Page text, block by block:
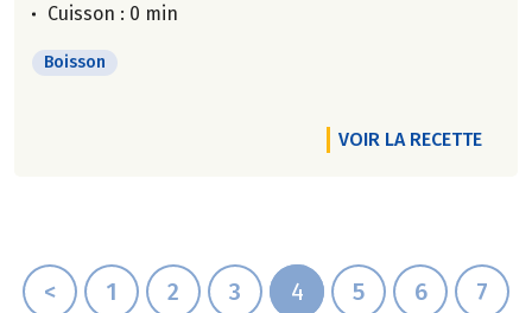
Cuisson : 0 min
Boisson
VOIR LA RECETTE
< 1 2 3 4 5 6
7